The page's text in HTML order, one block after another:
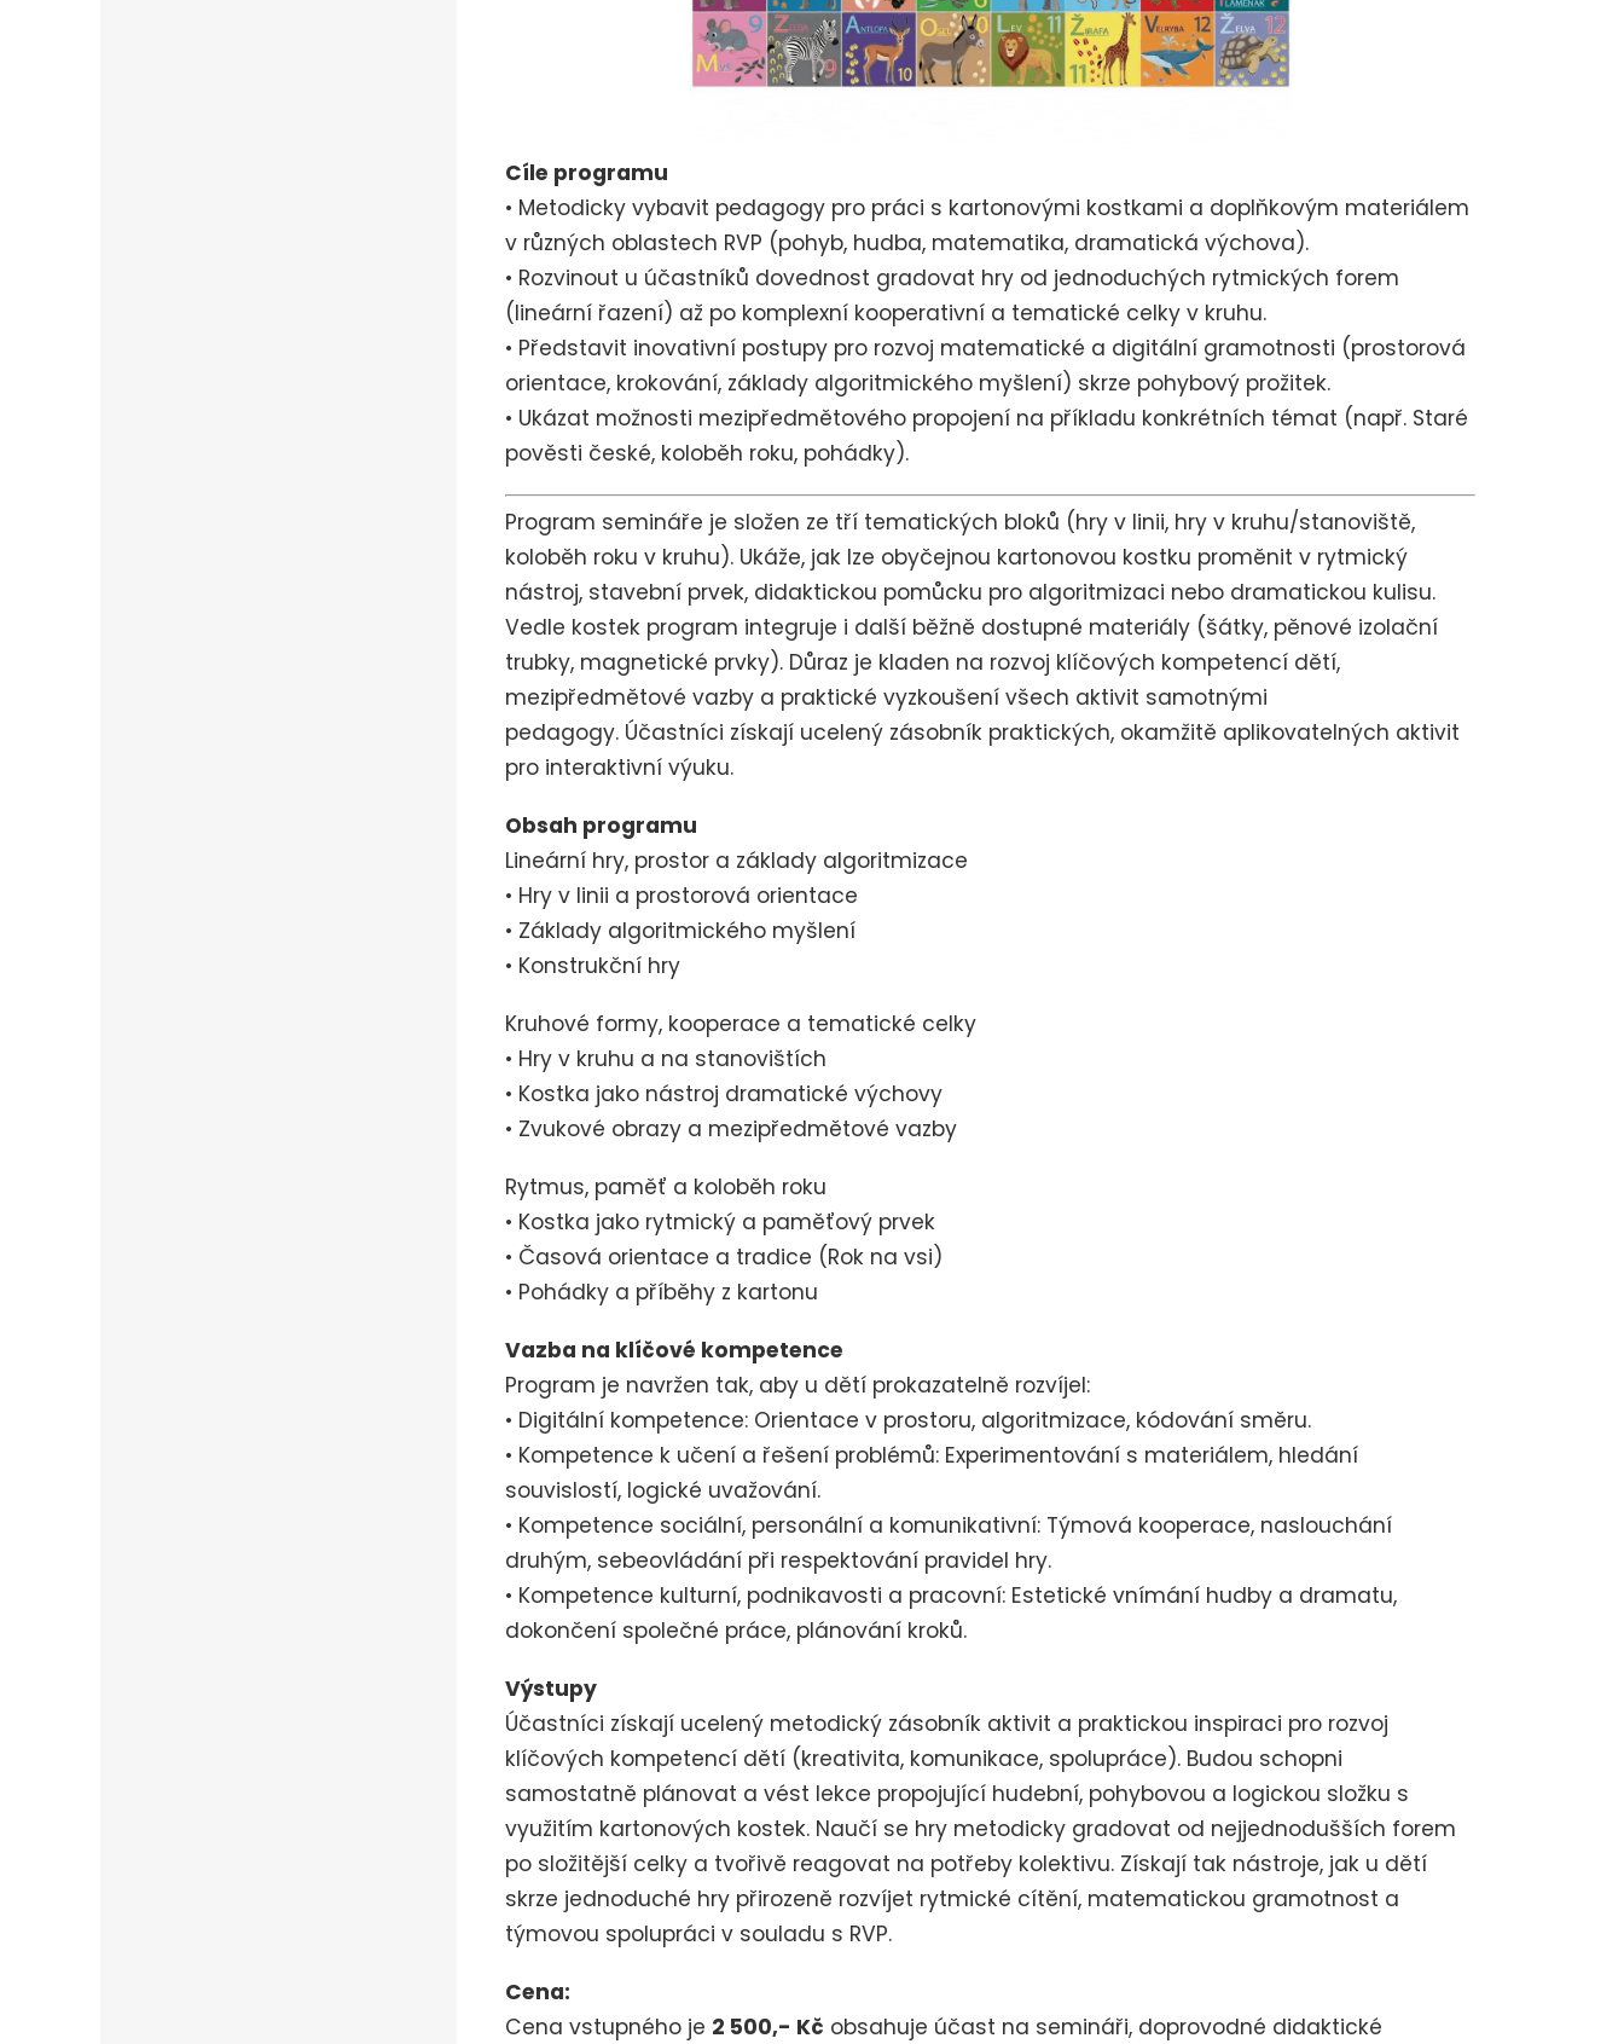
Cíle programu
• Metodicky vybavit pedagogy pro práci s kartonovými kostkami a doplňkovým materiálem
v různých oblastech RVP (pohyb, hudba, matematika, dramatická výchova).
• Rozvinout u účastníků dovednost gradovat hry od jednoduchých rytmických forem
(lineární řazení) až po komplexní kooperativní a tematické celky v kruhu.
• Představit inovativní postupy pro rozvoj matematické a digitální gramotnosti (prostorová
orientace, krokování, základy algoritmického myšlení) skrze pohybový prožitek.
• Ukázat možnosti mezipředmětového propojení na příkladu konkrétních témat (např. Staré
pověsti české, koloběh roku, pohádky).
Program semináře je složen ze tří tematických bloků (hry v linii, hry v kruhu/stanoviště,
koloběh roku v kruhu). Ukáže, jak lze obyčejnou kartonovou kostku proměnit v rytmický
nástroj, stavební prvek, didaktickou pomůcku pro algoritmizaci nebo dramatickou kulisu.
Vedle kostek program integruje i další běžně dostupné materiály (šátky, pěnové izolační
trubky, magnetické prvky). Důraz je kladen na rozvoj klíčových kompetencí dětí,
mezipředmětové vazby a praktické vyzkoušení všech aktivit samotnými
pedagogy. Účastníci získají ucelený zásobník praktických, okamžitě aplikovatelných aktivit
pro interaktivní výuku.
Obsah programu
Lineární hry, prostor a základy algoritmizace
• Hry v linii a prostorová orientace
• Základy algoritmického myšlení
• Konstrukční hry
Kruhové formy, kooperace a tematické celky
• Hry v kruhu a na stanovištích
• Kostka jako nástroj dramatické výchovy
• Zvukové obrazy a mezipředmětové vazby
Rytmus, paměť a koloběh roku
• Kostka jako rytmický a paměťový prvek
• Časová orientace a tradice (Rok na vsi)
• Pohádky a příběhy z kartonu
Vazba na klíčové kompetence
Program je navržen tak, aby u dětí prokazatelně rozvíjel:
• Digitální kompetence: Orientace v prostoru, algoritmizace, kódování směru.
• Kompetence k učení a řešení problémů: Experimentování s materiálem, hledání
souvislostí, logické uvažování.
• Kompetence sociální, personální a komunikativní: Týmová kooperace, naslouchání
druhým, sebeovládání při respektování pravidel hry.
• Kompetence kulturní, podnikavosti a pracovní: Estetické vnímání hudby a dramatu,
dokončení společné práce, plánování kroků.
Výstupy
Účastníci získají ucelený metodický zásobník aktivit a praktickou inspiraci pro rozvoj
klíčových kompetencí dětí (kreativita, komunikace, spolupráce). Budou schopni
samostatně plánovat a vést lekce propojující hudební, pohybovou a logickou složku s
využitím kartonových kostek. Naučí se hry metodicky gradovat od nejjednodušších forem
po složitější celky a tvořivě reagovat na potřeby kolektivu. Získají tak nástroje, jak u dětí
skrze jednoduché hry přirozeně rozvíjet rytmické cítění, matematickou gramotnost a
týmovou spolupráci v souladu s RVP.
Cena:
Cena vstupného je 2 500,- Kč obsahuje účast na semináři, doprovodné didaktické